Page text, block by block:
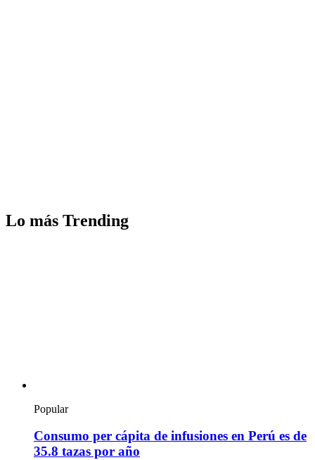
Lo más Trending
Popular
Consumo per cápita de infusiones en Perú es de
35.8 tazas por año